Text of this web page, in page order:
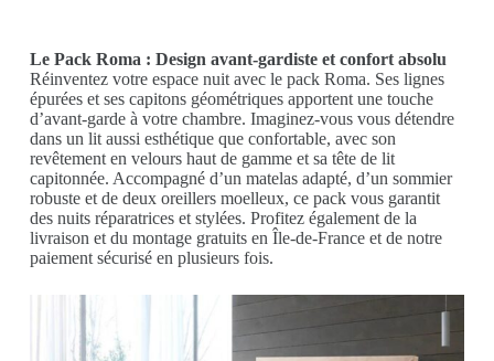
Le Pack Roma : Design avant-gardiste et confort absolu
Réinventez votre espace nuit avec le pack Roma. Ses lignes
épurées et ses capitons géométriques apportent une touche
d’avant-garde à votre chambre. Imaginez-vous vous détendre
dans un lit aussi esthétique que confortable, avec son
revêtement en velours haut de gamme et sa tête de lit
capitonnée. Accompagné d’un matelas adapté, d’un sommier
robuste et de deux oreillers moelleux, ce pack vous garantit
des nuits réparatrices et stylées. Profitez également de la
livraison et du montage gratuits en Île-de-France et de notre
paiement sécurisé en plusieurs fois.